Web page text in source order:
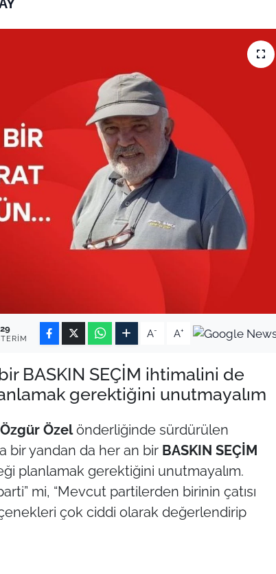
29 A- A+
BASKIN SEÇİM ihtimalini de
gerektiğini unutmayalım
Özgür Özelönderliğinde sürdürülen
bir yandan da her an bir BASKIN SEÇİM
planlamak gerektiğini unutmayalım.
mi, “Mevcut partilerden birinin çatısı
çok ciddi olarak değerlendirip